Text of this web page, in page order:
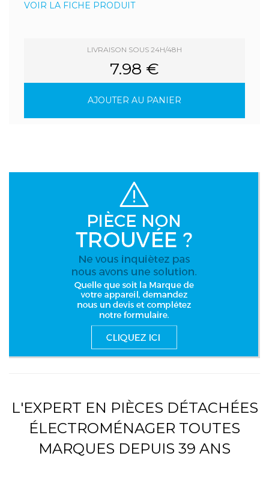
VOIR LA FICHE PRODUIT
LIVRAISON SOUS 24H/48H
7.98 €
AJOUTER AU PANIER
L'EXPERT EN PIÈCES DÉTACHÉES
ÉLECTROMÉNAGER TOUTES
MARQUES DEPUIS 39 ANS